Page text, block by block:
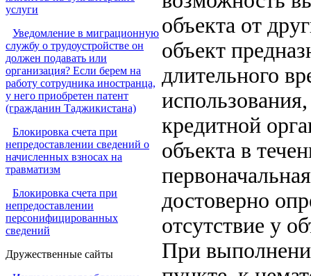
услуги
Уведомление в миграционную
службу о трудоустройстве он
должен подавать или
организация? Если берем на
работу сотрудника иностранца,
у него приобретен патент
(гражданин Таджикистана)
Блокировка счета при
непредоставлении сведений о
начисленных взносах на
травматизм
Блокировка счета при
непредоставлении
персонифицированных
сведений
Дружественные сайты
объекта от
объект
длительного
кредитной
объекта в
достоверно
отсутствие у
При